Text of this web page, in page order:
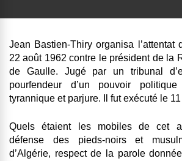
Jean Bastien-Thiry organisa l’attentat
22 août 1962 contre le président de la
de Gaulle. Jugé par un tribunal
pourfendeur d’un pouvoir
tyrannique et parjure. Il fut exécuté le
Quels étaient les mobiles de cet
défense des pieds-noirs et
d’Algérie, respect de la parole